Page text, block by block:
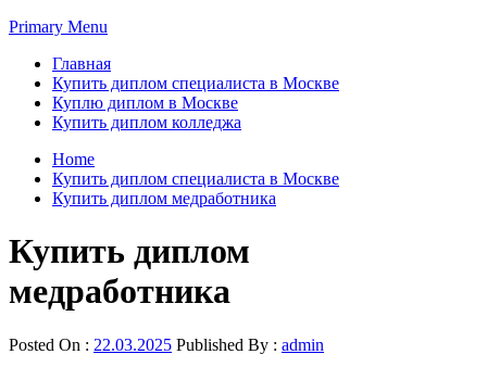
Primary Menu
Главная
Купить диплом специалиста в Москве
Куплю диплом в Москве
Купить диплом колледжа
Home
Купить диплом специалиста в Москве
Купить диплом медработника
Купить диплом
медработника
Posted On : 22.03.2025 Published By : admin